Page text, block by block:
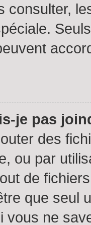
consulter,
je pas
des
ou par
de
que seul
vous ne